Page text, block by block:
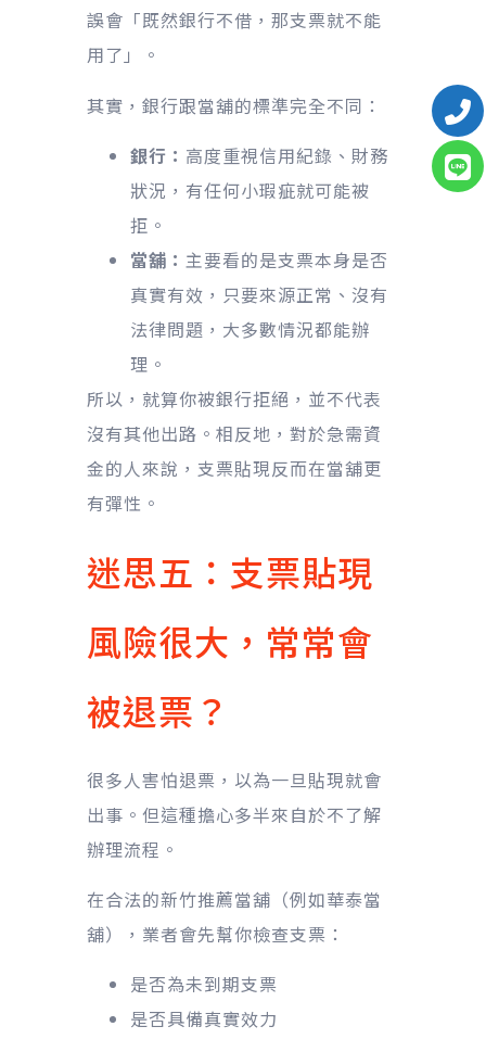
誤會「既然銀行不借，那支票就不能
用了」。
其實，銀行跟當舖的標準完全不同：
銀行： 高度重視信用紀錄、財務
狀況，有任何小瑕疵就可能被
拒。
當舖： 主要看的是支票本身是否
真實有效，只要來源正常、沒有
法律問題，大多數情況都能辦
理。
所以，就算你被銀行拒絕，並不代表
沒有其他出路。相反地，對於急需資
金的人來說，支票貼現反而在當舖更
有彈性。
迷思五：支票貼現
風險很大，常常會
被退票？
很多人害怕退票，以為一旦貼現就會
出事。但這種擔心多半來自於不了解
辦理流程。
在合法的新竹推薦當舖（例如華泰當
舖），業者會先幫你檢查支票：
是否為未到期支票
是否具備真實效力